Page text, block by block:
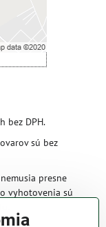
bez DPH.
sú bez
presne
vyhotovenia sú